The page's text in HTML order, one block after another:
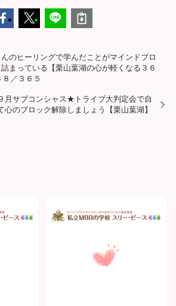
のヒーリングで学んだことがマインドブロ
まっている【栗山葉湖の心が軽くなる３６
／３６５
月サブコンシャス★トライブ大判定会で自
心のブロック解除しましょう【栗山葉湖】